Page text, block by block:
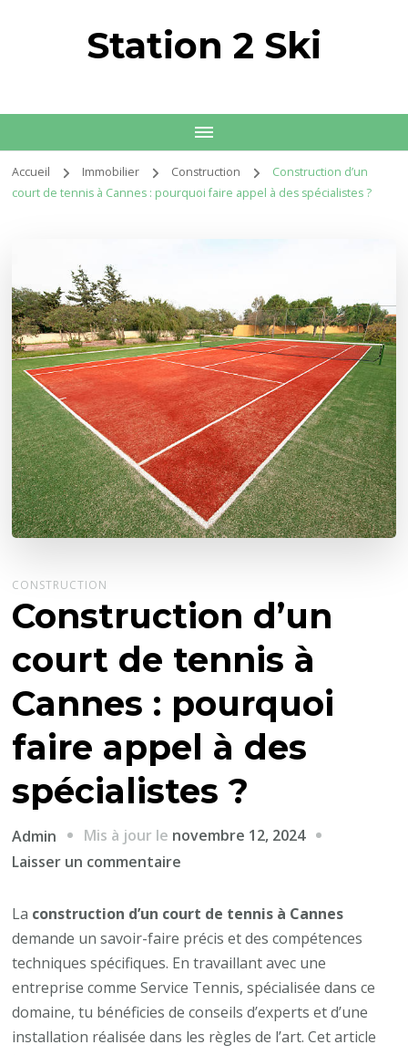
Station 2 Ski
Accueil Immobilier Construction
Construction d’un
court de tennis à Cannes : pourquoi faire appel à des spécialistes ?
CONSTRUCTION
Construction d’un
court de tennis à
Cannes : pourquoi
faire appel à des
spécialistes ?
Admin Mis à jour le novembre 12, 2024
Laisser un commentaire
d’un
court
de
tennis
à
Cannes
La construction d’un court de tennis à Cannes
demande un savoir-faire précis et des compétences
techniques spécifiques. En travaillant avec une
entreprise comme Service Tennis, spécialisée dans ce
domaine, tu bénéficies de conseils d’experts et d’une
installation réalisée dans les règles de l’art. Cet article